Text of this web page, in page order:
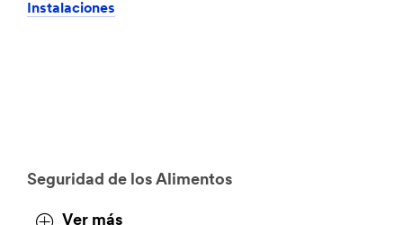
Instalaciones
Seguridad de los Alimentos
Ver más